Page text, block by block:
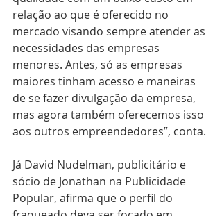
relação ao que é oferecido no
mercado visando sempre atender as
necessidades das empresas
menores. Antes, só as empresas
maiores tinham acesso e maneiras
de se fazer divulgação da empresa,
mas agora também oferecemos isso
aos outros empreendedores”, conta.
Já David Nudelman, publicitário e
sócio de Jonathan na Publicidade
Popular, afirma que o perfil do